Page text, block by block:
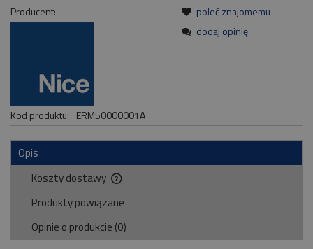
Producent:
Kod produktu: ERM50000001A
poleć znajomemu
dodaj opinię
Opis
Koszty dostawy
Cena nie zawiera ewentualnych kosztów płatności
Produkty powiązane
Opinie o produkcie (0)